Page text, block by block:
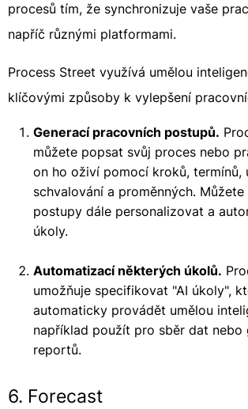
procesů tím, že synchronizuje vaše
napříč různými platformami.
Process Street využívá umělou
klíčovými způsoby k vylepšení
Generací pracovních postupů.
můžete popsat svůj proces nebo
on ho oživí pomocí kroků, termínů,
schvalování a proměnných.
postupy dále personalizovat a
úkoly.
Automatizací některých úkolů.
umožňuje specifikovat "AI úkoly",
automaticky provádět umělou
například použít pro sběr dat nebo
reportů.
6. Forecast